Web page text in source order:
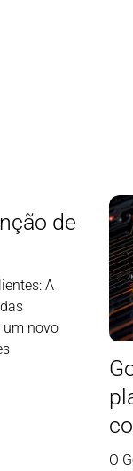
de
A
um novo
O